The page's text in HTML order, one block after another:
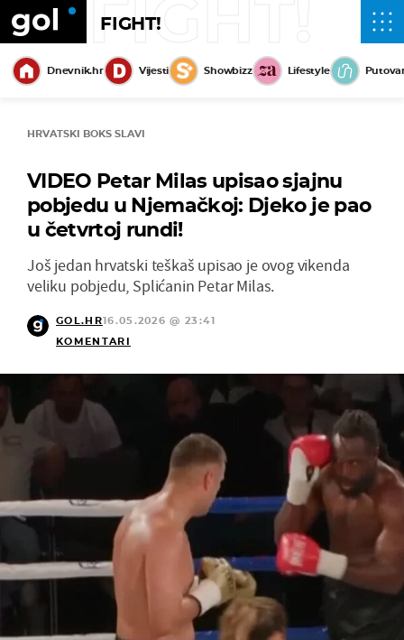
FIGHT!
FIGHT!
Dnevnik.hr Vijesti Showbizz Lifestyle
HRVATSKI BOKS SLAVI
VIDEO Petar Milas upisao sjajnu
pobjedu u Njemačkoj: Djeko je pao
u četvrtoj rundi!
Još jedan hrvatski teškaš upisao je ovog vikenda
veliku pobjedu, Splićanin Petar Milas.
GOL.HR16.05.2026 @ 23:41
KOMENTARI